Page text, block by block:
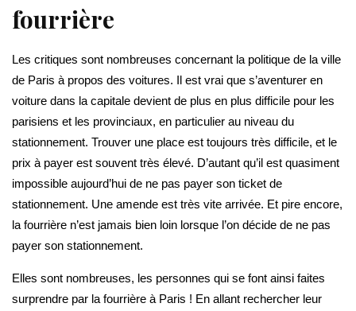
fourrière
Les critiques sont nombreuses concernant la politique de la ville
de Paris à propos des voitures. Il est vrai que s’aventurer en
voiture dans la capitale devient de plus en plus difficile pour les
parisiens et les provinciaux, en particulier au niveau du
stationnement. Trouver une place est toujours très difficile, et le
prix à payer est souvent très élevé. D’autant qu’il est quasiment
impossible aujourd’hui de ne pas payer son ticket de
stationnement. Une amende est très vite arrivée. Et pire encore,
la fourrière n’est jamais bien loin lorsque l’on décide de ne pas
payer son stationnement.
Elles sont nombreuses, les personnes qui se font ainsi faites
surprendre par la fourrière à Paris ! En allant rechercher leur